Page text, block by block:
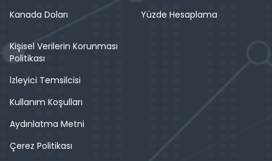
Kanada Doları
Yüzde Hesaplama
Kişisel Verilerin Korunması
Politikası
İzleyici Temsilcisi
Kullanım Koşulları
Aydınlatma Metni
Çerez Politikası